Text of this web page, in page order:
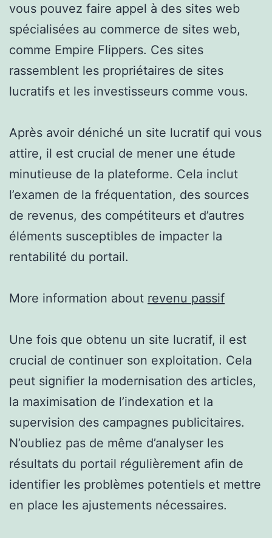
vous pouvez faire appel à des sites web
spécialisées au commerce de sites web,
comme Empire Flippers. Ces sites
rassemblent les propriétaires de sites
lucratifs et les investisseurs comme vous.
Après avoir déniché un site lucratif qui vous
attire, il est crucial de mener une étude
minutieuse de la plateforme. Cela inclut
l’examen de la fréquentation, des sources
de revenus, des compétiteurs et d’autres
éléments susceptibles de impacter la
rentabilité du portail.
More information about revenu passif
Une fois que obtenu un site lucratif, il est
crucial de continuer son exploitation. Cela
peut signifier la modernisation des articles,
la maximisation de l’indexation et la
supervision des campagnes publicitaires.
N’oubliez pas de même d’analyser les
résultats du portail régulièrement afin de
identifier les problèmes potentiels et mettre
en place les ajustements nécessaires.